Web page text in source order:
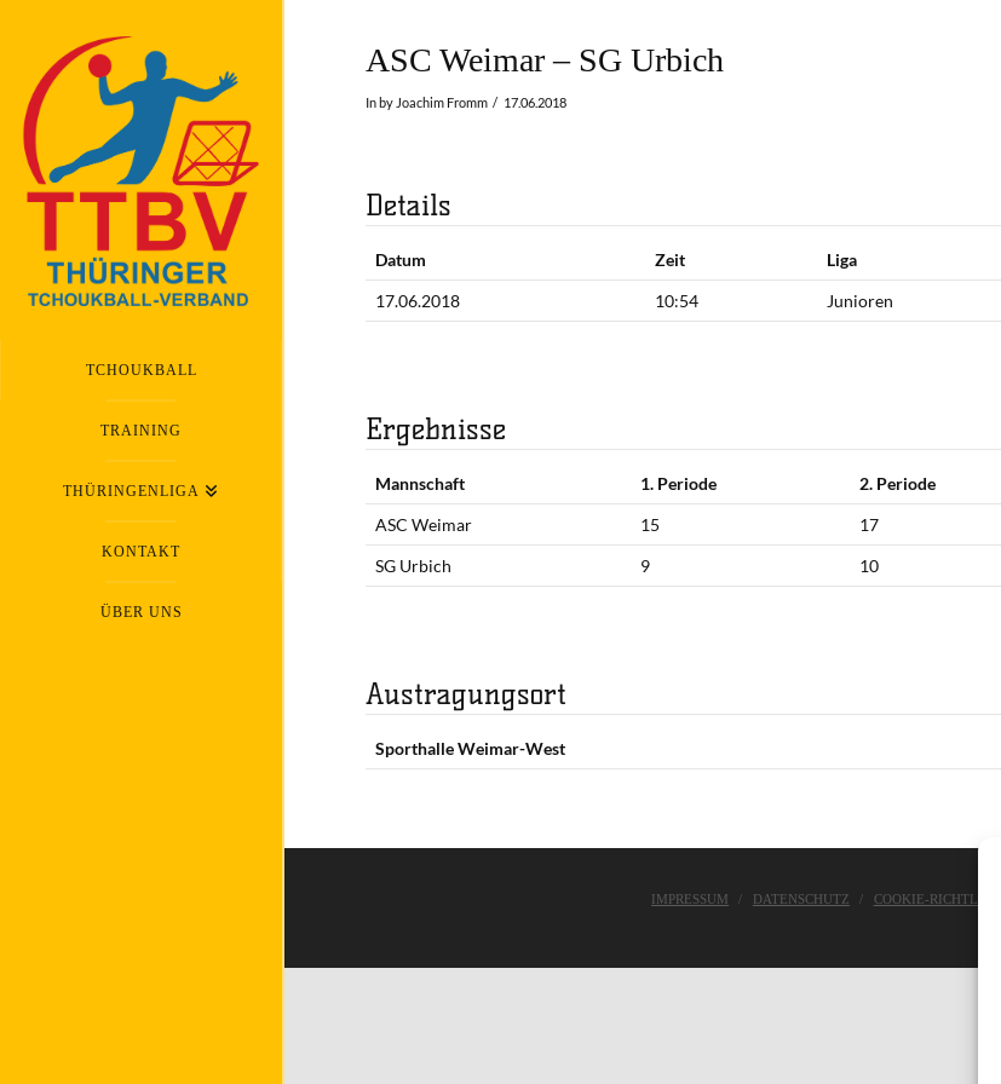
TCHOUKBALL
TRAINING
THÜRINGENLIGA
KONTAKT
ÜBER UNS
ASC Weimar – SG Urbich
In by Joachim Fromm 17.06.2018
Details
Datum Zeit Liga
17.06.2018
10:54 Junioren
Ergebnisse
Mannschaft 1. Periode 2. Periode
ASC Weimar
15 17
SG Urbich
9 10
Austragungsort
Sporthalle Weimar-West
IMPRESSUM DATENSCHUTZ COOKIE-RICHTLINIE